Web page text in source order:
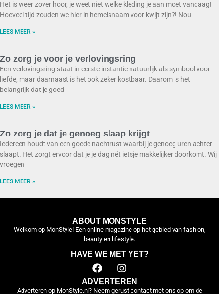
Het is weer zover hoor, je weet niet welke kleding je aan moet vandaag!
Hoeveel tijd zouden we hier in hemelsnaam voor kwijt zijn?! Nou
LEES MEER »
Zo zorg je voor je verlovingsring
Een verlovingsring staat in eerste instantie natuurlijk als symbool voor
liefde, maar daarnaast is het ook zeker kostbaar. Daarom is het
belangrijk dat je goed
LEES MEER »
Zo zorg je dat je genoeg slaap krijgt
Iedereen houdt van een goede nachtrust waarbij je genoeg uren achter
slaapt. Het zorgt ervoor dat je je dag nét ietsje makkelijker doorkomt. Wij
vroegen
LEES MEER »
ABOUT MONSTYLE
Welkom op MonStyle! Een online magazine op het gebied van fashion,
beauty en lifestyle.
HAVE WE MET YET?
ADVERTEREN
Adverteren op MonStyle.nl? Neem gerust contact met ons op om de